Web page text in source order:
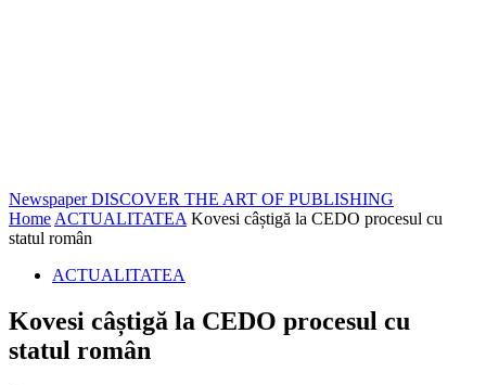
Newspaper DISCOVER THE ART OF PUBLISHING
Home ACTUALITATEA Kovesi câștigă la CEDO procesul cu
statul român
ACTUALITATEA
Kovesi câștigă la CEDO procesul cu
statul român